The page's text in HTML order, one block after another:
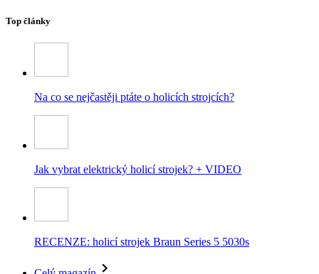
Top články
Na co se nejčastěji ptáte o holicích strojcích?
Jak vybrat elektrický holicí strojek? + VIDEO
RECENZE: holicí strojek Braun Series 5 5030s